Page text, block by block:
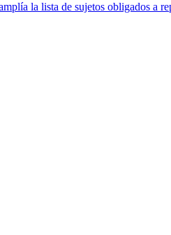
la lista de sujetos obligados a